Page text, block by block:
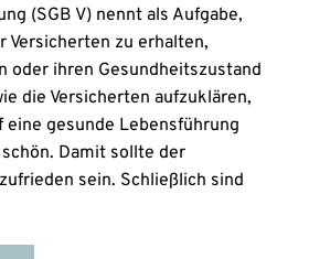
(SGB V) nennt als Aufgabe,
Versicherten zu erhalten,
oder ihren Gesundheitszustand
die Versicherten aufzuklären,
eine gesunde Lebensführung
Damit sollte der
sein. Schließlich sind